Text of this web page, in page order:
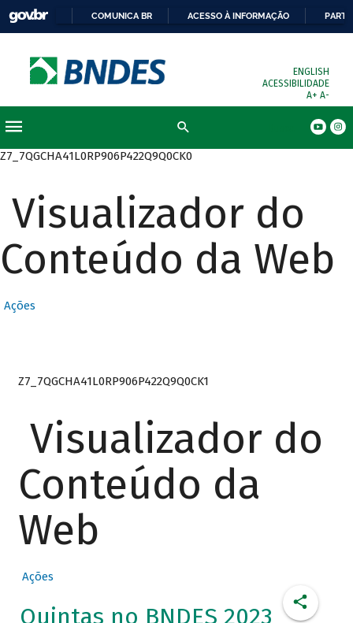
COMUNICA BR ACESSO À INFORMAÇÃO
ENGLISH
ACESSIBILIDADE
A+ A-
Z7_7QGCHA41L0RP906P422Q9Q0CK0
Visualizador do
Conteúdo da Web
Ações
Z7_7QGCHA41L0RP906P422Q9Q0CK1
Visualizador do
Conteúdo da
Web
Ações
Quintas no BNDES 2023